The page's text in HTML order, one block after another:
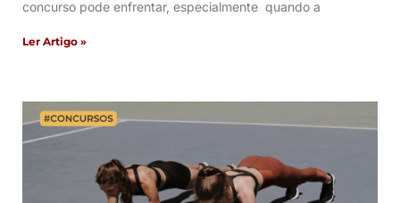
concurso pode enfrentar, especialmente quando a
Ler Artigo »